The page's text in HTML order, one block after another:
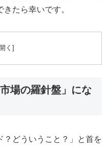
たら幸いです。
場の羅針盤」にな
？どういうこと？」と首を